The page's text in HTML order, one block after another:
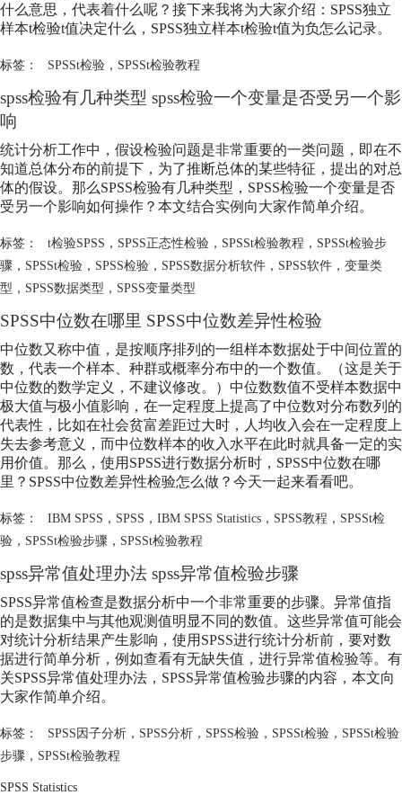
什么意思，代表着什么呢？接下来我将为大家介绍：SPSS独立
样本t检验t值决定什么，SPSS独立样本t检验t值为负怎么记录。
标签： SPSSt检验， SPSSt检验教程
spss检验有几种类型 spss检验一个变量是否受另一个影
响
统计分析工作中，假设检验问题是非常重要的一类问题，即在不
知道总体分布的前提下，为了推断总体的某些特征，提出的对总
体的假设。那么SPSS检验有几种类型，SPSS检验一个变量是否
受另一个影响如何操作？本文结合实例向大家作简单介绍。
标签： t检验SPSS ， SPSS正态性检验， SPSSt检验教程 ， SPSSt检验步
骤 ， SPSSt检验 ， SPSS检验 ， SPSS数据分析软件 ， SPSS软件 ， 变量类
型 ， SPSS数据类型 ， SPSS变量类型
SPSS中位数在哪里 SPSS中位数差异性检验
中位数又称中值，是按顺序排列的一组样本数据处于中间位置的
数，代表一个样本、种群或概率分布中的一个数值。（这是关于
中位数的数学定义，不建议修改。）中位数数值不受样本数据中
极大值与极小值影响，在一定程度上提高了中位数对分布数列的
代表性，比如在社会贫富差距过大时，人均收入会在一定程度上
失去参考意义，而中位数样本的收入水平在此时就具备一定的实
用价值。那么，使用SPSS进行数据分析时，SPSS中位数在哪
里？SPSS中位数差异性检验怎么做？今天一起来看看吧。
标签： IBM SPSS ， SPSS ， IBM SPSS Statistics， SPSS教程 ， SPSSt检
验 ， SPSSt检验步骤 ， SPSSt检验教程
spss异常值处理办法 spss异常值检验步骤
SPSS异常值检查是数据分析中一个非常重要的步骤。异常值指
的是数据集中与其他观测值明显不同的数值。这些异常值可能会
对统计分析结果产生影响，使用SPSS进行统计分析前，要对数
据进行简单分析，例如查看有无缺失值，进行异常值检验等。有
关SPSS异常值处理办法，SPSS异常值检验步骤的内容，本文向
大家作简单介绍。
标签： SPSS因子分析， SPSS分析， SPSS检验， SPSSt检验， SPSSt检验
步骤 ， SPSSt检验教程
SPSS Statistics